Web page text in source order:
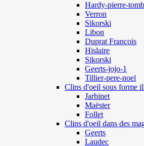
Hardy-pierre-
Verron
Sikorski
Libon
Duprat François
Hislaire
Sikorski
Geerts-jojo-1
Tillier-pere-noel
Clins d'oeil sous forme
Jarbinet
Maëster
Follet
Clins d'oeil dans des
Geerts
Laudec